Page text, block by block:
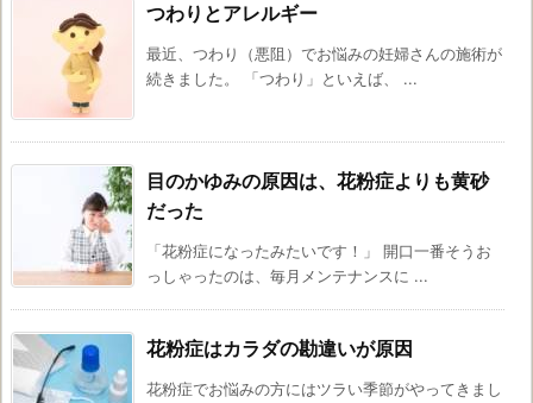
つわりとアレルギー
最近、つわり（悪阻）でお悩みの妊婦さんの施術が
続きました。 「つわり」といえば、 ...
目のかゆみの原因は、花粉症よりも黄砂
だった
「花粉症になったみたいです！」 開口一番そうお
っしゃったのは、毎月メンテナンスに ...
花粉症はカラダの勘違いが原因
花粉症でお悩みの方にはツラい季節がやってきまし